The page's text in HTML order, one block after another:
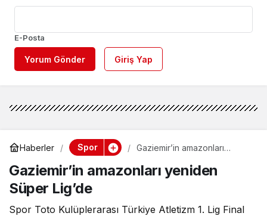
E-Posta
Yorum Gönder Giriş Yap
Haberler Spor
Gaziemir’in amazonları
Gaziemir’in amazonları yeniden
Süper Lig’de
Spor Toto Kulüplerarası Türkiye Atletizm 1. Lig Final